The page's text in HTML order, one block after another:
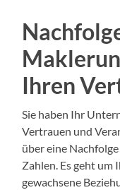
Ihren
Sie haben Ihr
Vertrauen und
über eine
Zahlen. Es geht um
gewachsene